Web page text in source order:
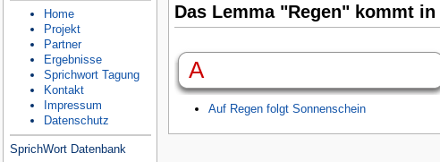
Das Lemma "Regen" kommt
A
Auf Regen folgt Sonnenschein
Home
Projekt
Partner
Ergebnisse
Sprichwort Tagung
Kontakt
Impressum
Datenschutz
SprichWort Datenbank